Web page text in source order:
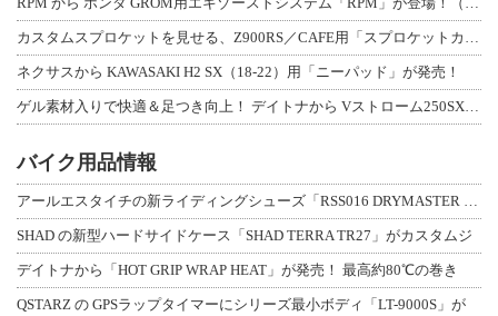
カスタムスプロケットを見せる、Z900RS／CAFE用「スプロケットカバーフルキ
ネクサスから KAWASAKI H2 SX（18-22）用「ニーパッド」が発売！
ゲル素材入りで快適＆足つき向上！ デイトナから Vストローム250SX用「快適ロ
バイク用品情報
アールエスタイチの新ライディングシューズ「RSS016 DRYMASTER スト
SHAD の新型ハードサイドケース「SHAD TERRA TR27」がカスタムジ
デイトナから「HOT GRIP WRAP HEAT」が発売！ 最高約80℃の巻き
QSTARZ の GPSラップタイマーにシリーズ最小ボディ「LT-9000S」が